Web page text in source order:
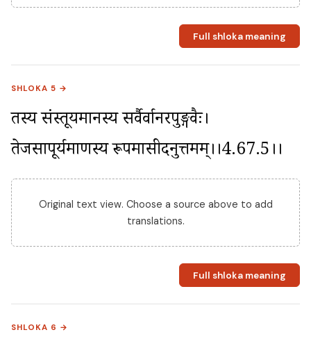
Full shloka meaning
SHLOKA 5 →
तस्य संस्तूयमानस्य सर्वैर्वानरपुङ्गवैः।
तेजसापूर्यमाणस्य रूपमासीदनुत्तमम्।।4.67.5।।
Original text view. Choose a source above to add
translations.
Full shloka meaning
SHLOKA 6 →